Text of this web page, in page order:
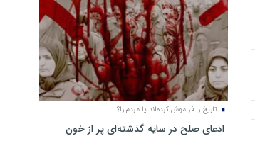
تاریخ را فراموش کرده‌اند یا مردم را؟
ادعای صلح در سایه گذشته‌ای پر از خون